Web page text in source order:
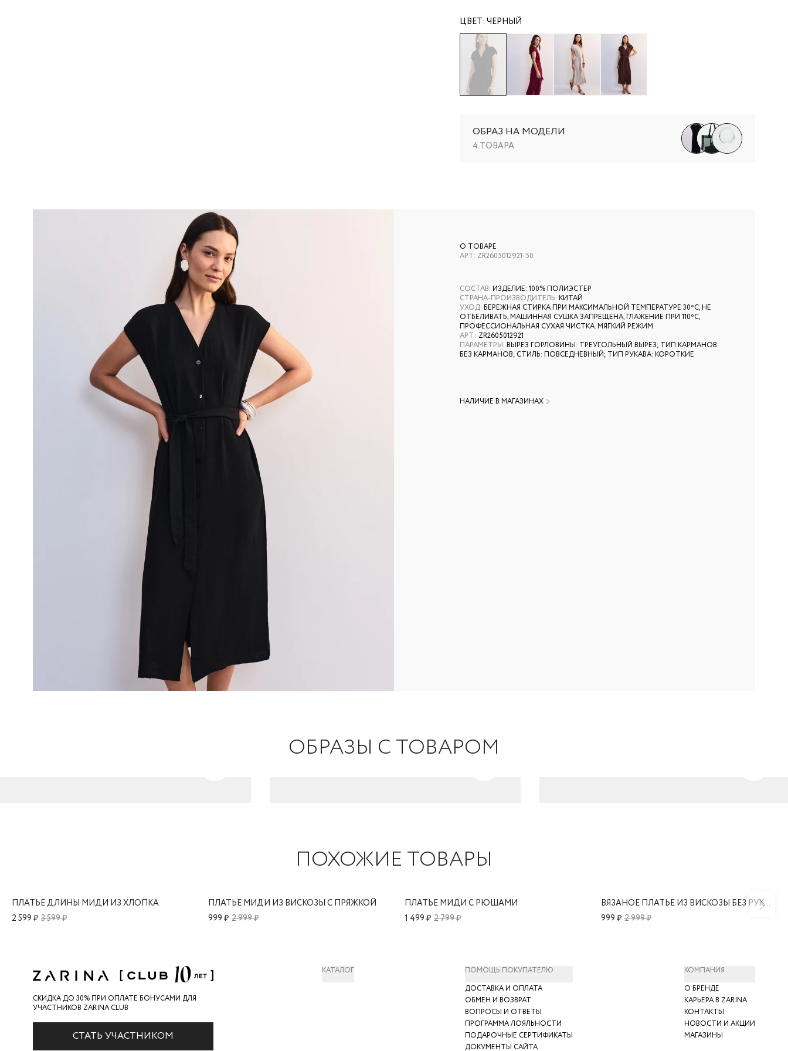
ЦВЕТ: ЧЕРНЫЙ
ОБРАЗ НА МОДЕЛИ
4 ТОВАРА
О ТОВАРЕ
АРТ: ZR2605012921-50
СОСТАВ: ИЗДЕЛИЕ: 100% ПОЛИЭСТЕР
СТРАНА-ПРОИЗВОДИТЕЛЬ: КИТАЙ
УХОД: БЕРЕЖНАЯ СТИРКА ПРИ МАКСИМАЛЬНОЙ ТЕМПЕРАТУРЕ 30ºС, НЕ
ОТБЕЛИВАТЬ, МАШИННАЯ СУШКА ЗАПРЕЩЕНА, ГЛАЖЕНИЕ ПРИ 110ºС,
ПРОФЕССИОНАЛЬНАЯ СУХАЯ ЧИСТКА. МЯГКИЙ РЕЖИМ.
АРТ.: ZR2605012921
ПАРАМЕТРЫ: ВЫРЕЗ ГОРЛОВИНЫ: ТРЕУГОЛЬНЫЙ ВЫРЕЗ; ТИП КАРМАНОВ:
БЕЗ КАРМАНОВ; СТИЛЬ: ПОВСЕДНЕВНЫЙ; ТИП РУКАВА: КОРОТКИЕ
НАЛИЧИЕ В МАГАЗИНАХ
ОБРАЗЫ С ТОВАРОМ
ПОХОЖИЕ ТОВАРЫ
ПЛАТЬЕ ДЛИНЫ МИДИ ИЗ ХЛОПКА
3 599 ₽
2 599 ₽
ПЛАТЬЕ МИДИ ИЗ ВИСКОЗЫ С ПРЯЖКОЙ
2 999 ₽
999 ₽
ПЛАТЬЕ МИДИ С РЮШАМИ
2 799 ₽
1 499 ₽
ВЯЗАНОЕ ПЛАТЬЕ ИЗ ВИСКОЗЫ БЕЗ РУКАВОВ
2 999 ₽
999 ₽
СКИДКА ДО 30% ПРИ ОПЛАТЕ БОНУСАМИ ДЛЯ
УЧАСТНИКОВ ZARINA CLUB
СТАТЬ УЧАСТНИКОМ
КАТАЛОГ
ПОМОЩЬ ПОКУПАТЕЛЮ
ДОСТАВКА И ОПЛАТА
ОБМЕН И ВОЗВРАТ
ВОПРОСЫ И ОТВЕТЫ
ПРОГРАММА ЛОЯЛЬНОСТИ
ПОДАРОЧНЫЕ СЕРТИФИКАТЫ
ДОКУМЕНТЫ САЙТА
КОМПАНИЯ
О БРЕНДЕ
КАРЬЕРА В ZARINA
КОНТАКТЫ
НОВОСТИ И АКЦИИ
МАГАЗИНЫ